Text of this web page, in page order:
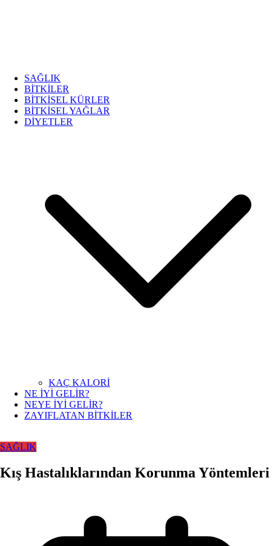
SAĞLIK
BİTKİLER
BİTKİSEL KÜRLER
BİTKİSEL YAĞLAR
DİYETLER
KAÇ KALORİ
NE İYİ GELİR?
NEYE İYİ GELİR?
ZAYIFLATAN BİTKİLER
SAĞLIK
Kış Hastalıklarından Korunma Yöntemleri